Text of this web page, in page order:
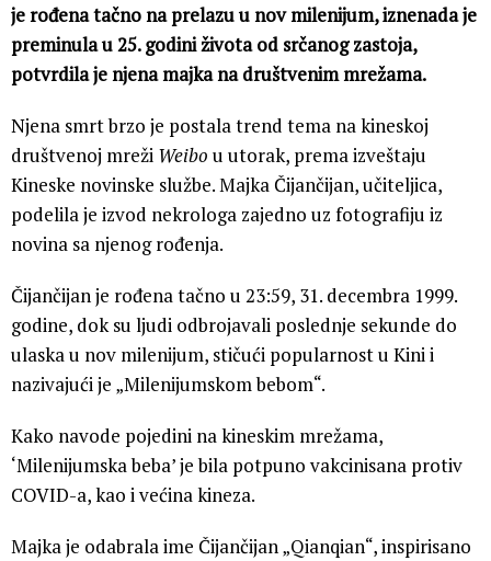
je rođena tačno na prelazu u nov milenijum, iznenada je
preminula u 25. godini života od srčanog zastoja,
potvrdila je njena majka na društvenim mrežama.
Njena smrt brzo je postala trend tema na kineskoj
društvenoj mreži Weibo u utorak, prema izveštaju
Kineske novinske službe. Majka Čijančijan, učiteljica,
podelila je izvod nekrologa zajedno uz fotografiju iz
novina sa njenog rođenja.
Čijančijan je rođena tačno u 23:59, 31. decembra 1999.
godine, dok su ljudi odbrojavali poslednje sekunde do
ulaska u nov milenijum, stičući popularnost u Kini i
nazivajući je „Milenijumskom bebom“.
Kako navode pojedini na kineskim mrežama,
‘Milenijumska beba’ je bila potpuno vakcinisana protiv
COVID-a, kao i većina kineza.
Majka je odabrala ime Čijančijan „Qianqian“, inspirisano